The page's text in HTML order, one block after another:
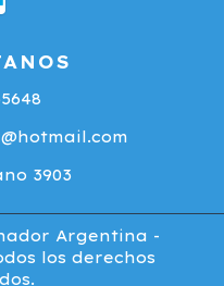
3903
Argentina -
los derechos